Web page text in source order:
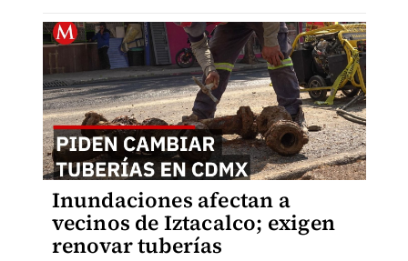
Inundaciones afectan a
vecinos de Iztacalco; exigen
renovar tuberías